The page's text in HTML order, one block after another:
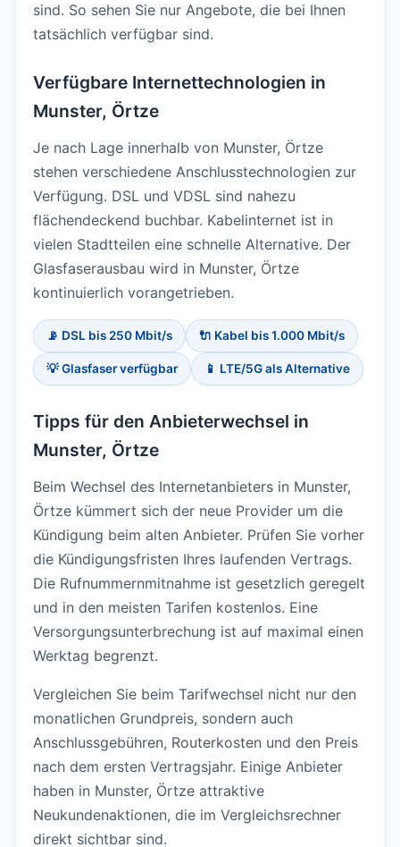
sind. So sehen Sie nur Angebote, die bei Ihnen
tatsächlich verfügbar sind.
Verfügbare Internettechnologien in
Munster, Örtze
Je nach Lage innerhalb von Munster, Örtze
stehen verschiedene Anschlusstechnologien zur
Verfügung. DSL und VDSL sind nahezu
flächendeckend buchbar. Kabelinternet ist in
vielen Stadtteilen eine schnelle Alternative. Der
Glasfaserausbau wird in Munster, Örtze
kontinuierlich vorangetrieben.
📡 DSL bis 250 Mbit/s 🔌 Kabel bis 1.000 Mbit/s
💡 Glasfaser verfügbar 📱 LTE/5G als Alternative
Tipps für den Anbieterwechsel in
Munster, Örtze
Beim Wechsel des Internetanbieters in Munster,
Örtze kümmert sich der neue Provider um die
Kündigung beim alten Anbieter. Prüfen Sie vorher
die Kündigungsfristen Ihres laufenden Vertrags.
Die Rufnummernmitnahme ist gesetzlich geregelt
und in den meisten Tarifen kostenlos. Eine
Versorgungsunterbrechung ist auf maximal einen
Werktag begrenzt.
Vergleichen Sie beim Tarifwechsel nicht nur den
monatlichen Grundpreis, sondern auch
Anschlussgebühren, Routerkosten und den Preis
nach dem ersten Vertragsjahr. Einige Anbieter
haben in Munster, Örtze attraktive
Neukundenaktionen, die im Vergleichsrechner
direkt sichtbar sind.